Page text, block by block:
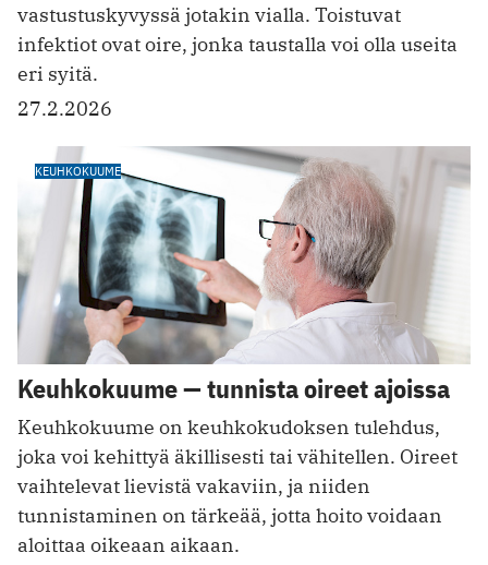
vastustuskyvyssä jotakin vialla. Toistuvat
infektiot ovat oire, jonka taustalla voi olla useita
eri syitä.
27.2.2026
KEUHKOKUUME
Keuhkokuume — tunnista oireet ajoissa
Keuhkokuume on keuhkokudoksen tulehdus,
joka voi kehittyä äkillisesti tai vähitellen. Oireet
vaihtelevat lievistä vakaviin, ja niiden
tunnistaminen on tärkeää, jotta hoito voidaan
aloittaa oikeaan aikaan.